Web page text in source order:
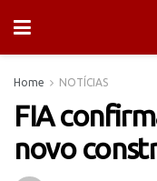
Home NOTÍCIAS
FIA
novo